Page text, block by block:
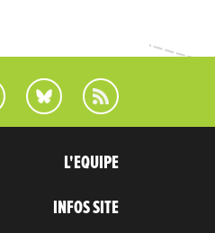
L'EQUIPE
INFOS SITE